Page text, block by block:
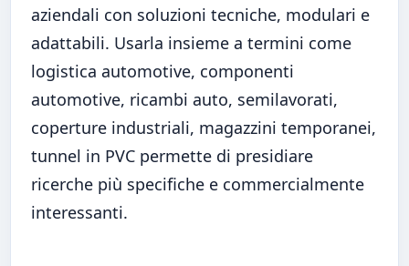
aziendali con soluzioni tecniche, modulari e
adattabili. Usarla insieme a termini come
logistica automotive, componenti
automotive, ricambi auto, semilavorati,
coperture industriali, magazzini temporanei,
tunnel in PVC permette di presidiare
ricerche più specifiche e commercialmente
interessanti.